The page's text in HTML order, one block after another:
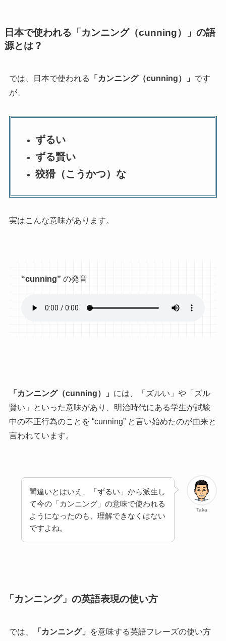
日本で使われる「カンニング（cunning）」の語
源とは？
では、日本で使われる 「カンニング（cunning）」 です
が、
ずるい
ずる賢い
狡猾（こうかつ）な
実はこんな意味があります。
“cunning” の発音
「カンニング（cunning）」 には、「ズルい」や「ズル
賢い」といった意味があり、明治時代にある学生が試験
中の不正行為のことを “cunning” と言い始めたのが由来と
言われています。
Taka
間違いとはいえ、「ずるい」から派生し
て今の「カンニング」の意味で使われる
ようになったのも、理解できなくはない
ですよね。
「カンニング」の英語表現の使い方
では、 「カンニング」
を意味する英語フレーズの使い方